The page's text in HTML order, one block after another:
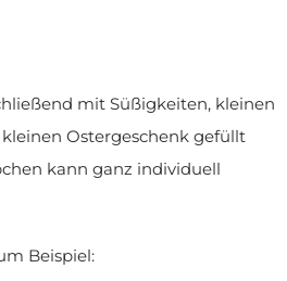
mit Süßigkeiten, kleinen
Ostergeschenk gefüllt
kann ganz individuell
Beispiel: